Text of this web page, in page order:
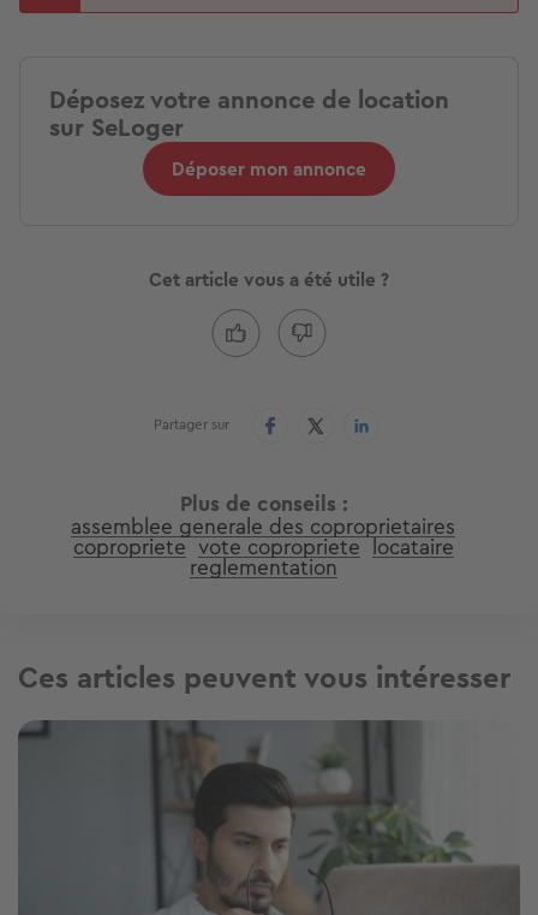
Déposez votre annonce de location
sur SeLoger
Déposer mon annonce
Cet article vous a été utile ?
Partager sur
Plus de conseils
assemblee generale des coproprietaires
copropriete vote copropriete locataire
reglementation
Ces articles peuvent vous intéresser
Image